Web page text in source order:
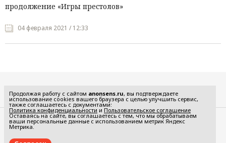
продолжение «Игры престолов»
04 февраля 2021 / 12:33
Редакция
Реклама
Продолжая работу с сайтом anonsens.ru, вы подтверждаете
использование cookies вашего браузера с целью улучшить сервис,
также соглашаетесь с документами:
Политика конфиденциальности и Пользовательское соглашение
Оставаясь на сайте, вы соглашаетесь с тем, что мы обрабатываем
ваши персональные данные с использованием метрик Яндекс
Метрика.